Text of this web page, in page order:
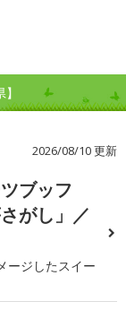
2026/08/10 更新
ブッフ
がし」／
ージしたスイー